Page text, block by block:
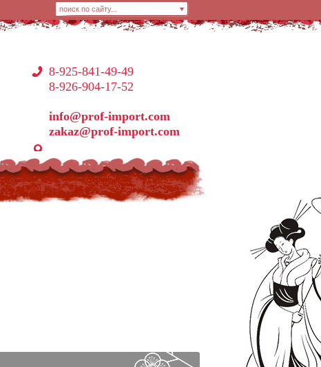
8-925-841-49-49
8-926-904-17-52
info@prof-import.com
zakaz@prof-import.com